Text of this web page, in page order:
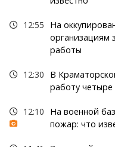
12:55
На
организациям
работы
12:30
В
работу
12:10
На военной
пожар: что